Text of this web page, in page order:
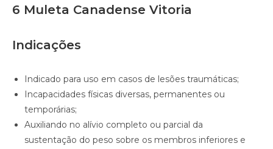
6 Muleta Canadense Vitoria
Indicações
Indicado para uso em casos de lesões traumáticas;
Incapacidades físicas diversas, permanentes ou
temporárias;
Auxiliando no alívio completo ou parcial da
sustentação do peso sobre os membros inferiores e